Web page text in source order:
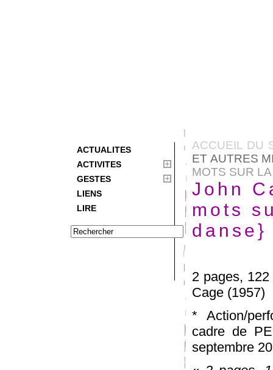
ACTUALITES
ACTIVITES
GESTES
LIENS
LIRE
ACCUEIL DU
ET AUTRES
MOTS SUR
John
mots
danse}
2 pages,
Cage (1957)
* Action/
cadre de
septembre